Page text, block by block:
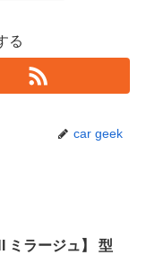
る
car geek
ミラージュ】 型